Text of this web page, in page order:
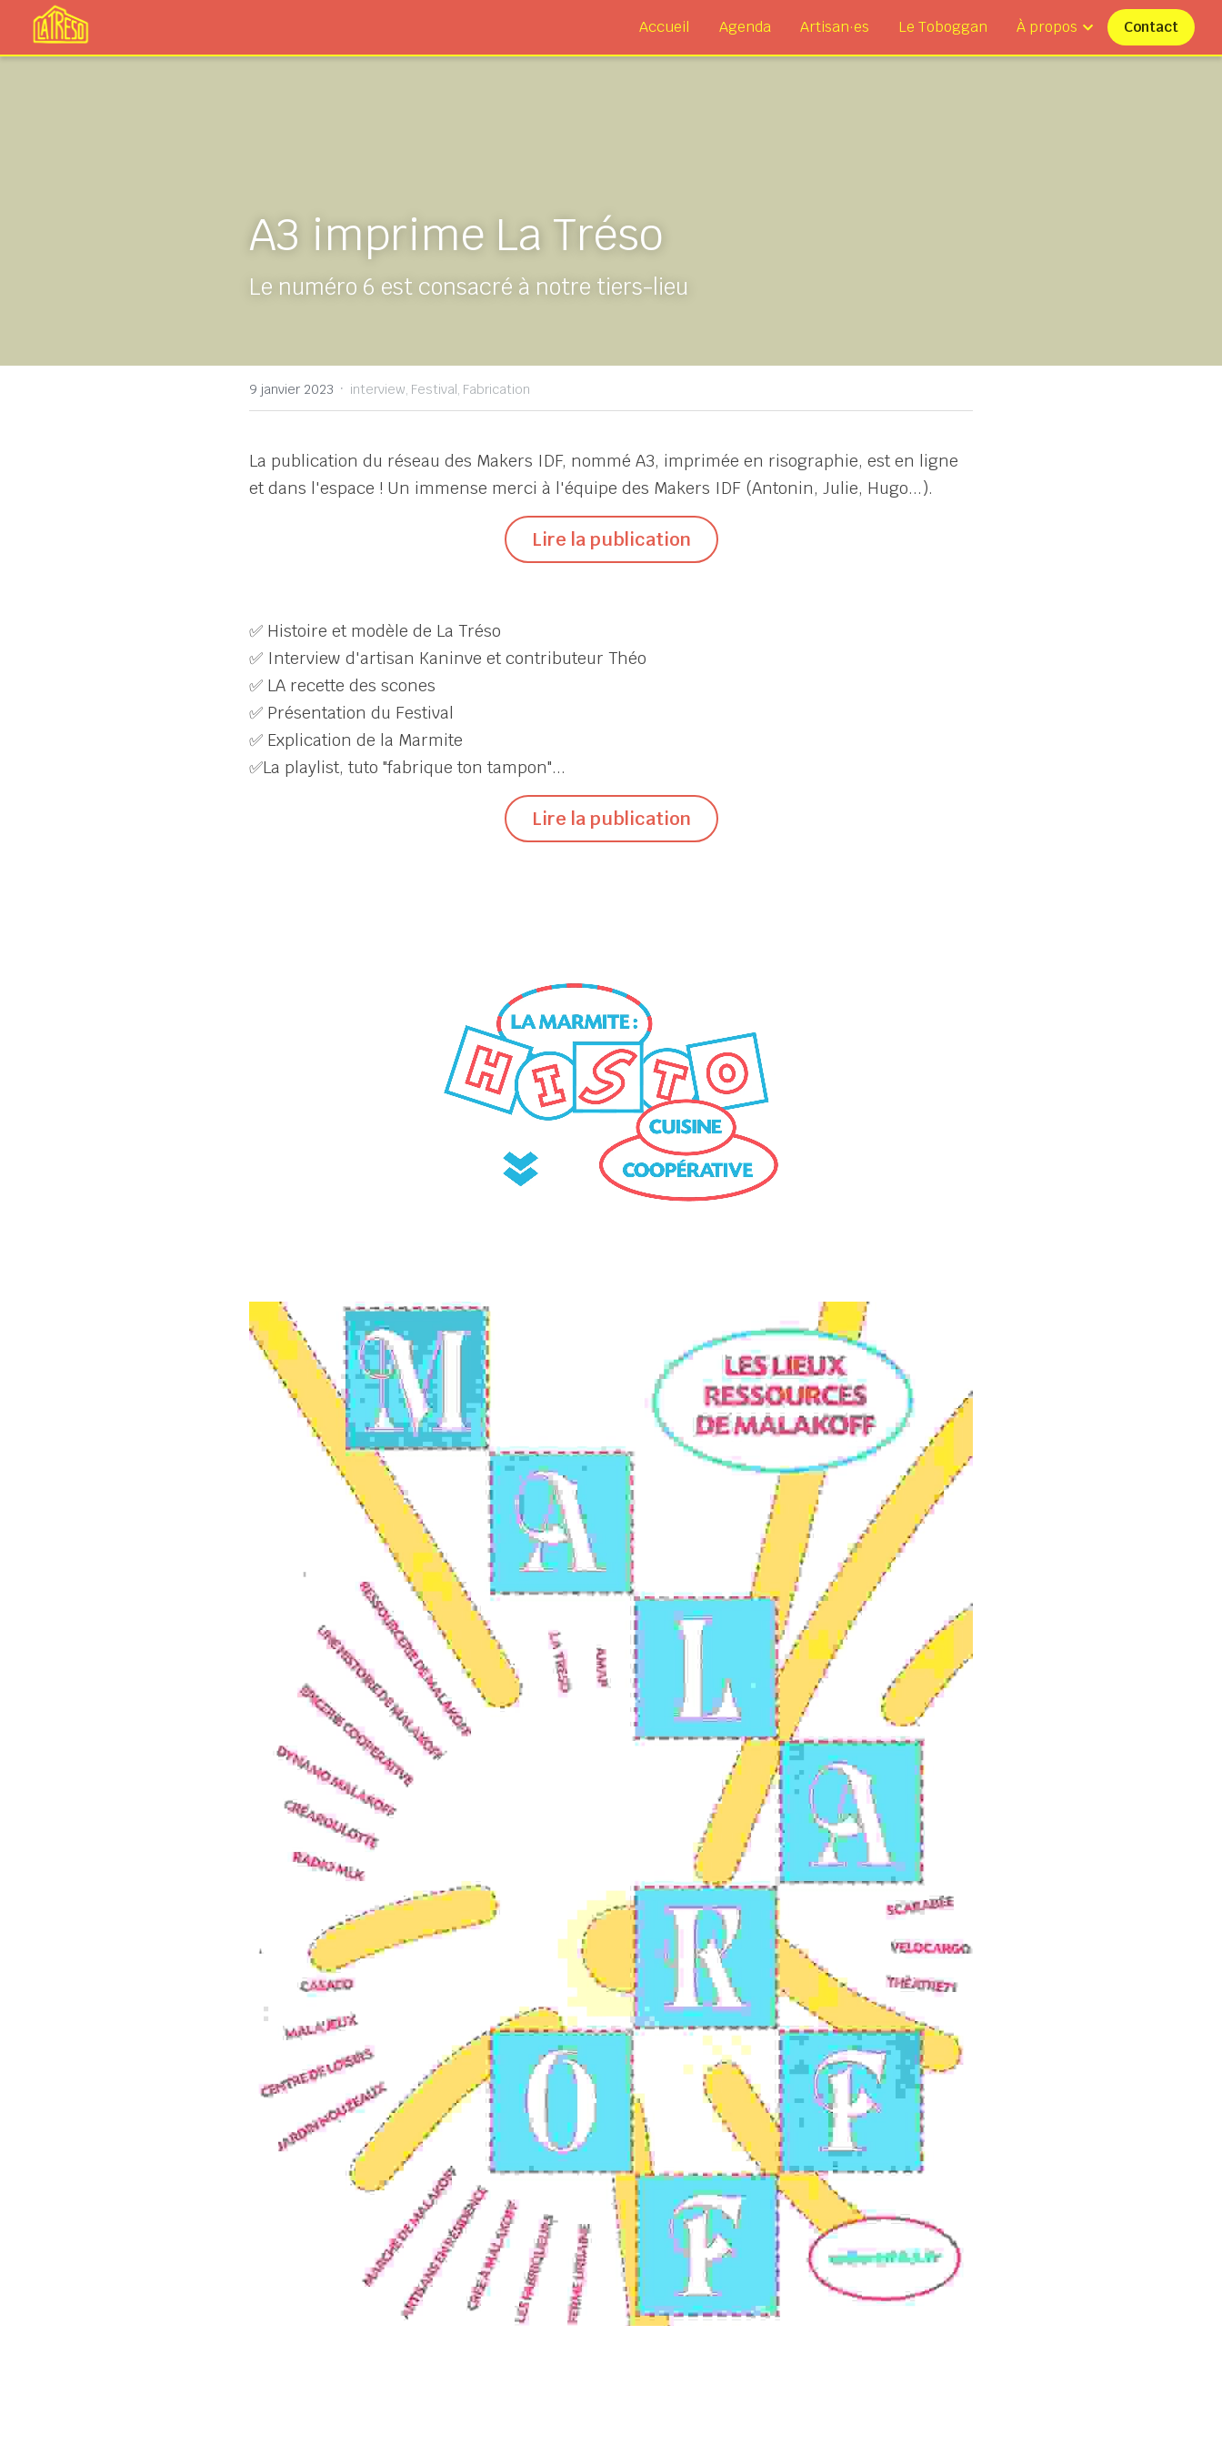
Accueil Agenda Artisan·es Le Toboggan À propos Contact
A3 imprime La Tréso
Le numéro 6 est consacré à notre tiers-lieu
9 janvier 2023 · interview, Festival, Fabrication
La publication du réseau des Makers IDF, nommé A3, imprimée en risographie, est en ligne
et dans l'espace ! Un immense merci à l'équipe des Makers IDF (Antonin, Julie, Hugo...).
Lire la publication
✅ Histoire et modèle de La Tréso
✅ Interview d'artisan Kaninve et contributeur Théo
✅ LA recette des scones
✅ Présentation du Festival
✅ Explication de la Marmite
✅La playlist, tuto "fabrique ton tampon"...
Lire la publication